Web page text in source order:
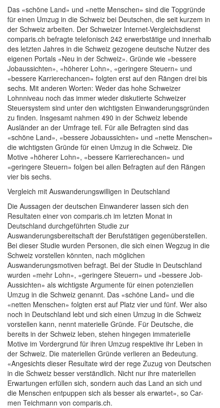
Das «schöne Land» und «nette Menschen» sind die Topgründe
für einen Umzug in die Schweiz bei Deutschen, die seit kurzem in
der Schweiz arbeiten. Der Schweizer Internet-Vergleichsdienst
comparis.ch befragte telefonisch 242 erwerbstätige und innerhalb
des letzten Jahres in die Schweiz gezogene deutsche Nutzer des
eigenen Portals «Neu in der Schweiz». Gründe wie «bessere
Jobaussichten», «höherer Lohn», «geringere Steuern» und
«bessere Karrierechancen» folgten erst auf den Rängen drei bis
sechs. Mit anderen Worten: Weder das hohe Schweizer
Lohnniveau noch das immer wieder diskutierte Schweizer
Steuersystem sind unter den wichtigsten Einwanderungsgründen
zu finden. Insgesamt nahmen 490 in der Schweiz lebende
Ausländer an der Umfrage teil. Für alle Befragten sind das
«schöne Land», «bessere Jobaussichten» und «nette Menschen»
die wichtigsten Gründe für einen Umzug in die Schweiz. Die
Motive «höherer Lohn», «bessere Karrierechancen» und
«geringere Steuern» folgen bei allen Befragten auf den Rängen
vier bis sechs.
Vergleich mit Auswanderungswilligen in Deutschland
Die Aussagen der deutschen Einwanderer lassen sich den
Resultaten einer von comparis.ch im letzten Monat in
Deutschland durchgeführten Studie zur
Auswanderungsbereitschaft der Berufstätigen gegenüberstellen.
Bei dieser Studie wurden Personen, die sich einen Wegzug in die
Schweiz vorstellen könnten, nach möglichen
Auswanderungsmotiven befragt. Bei der Studie in Deutschland
wurden «mehr Lohn», «geringere Steuern» und «bessere Job-
Aussichten» als wichtigste Argumente für einen potenziellen
Umzug in die Schweiz genannt. Das «schöne Land» und die
«netten Menschen» folgten erst auf Platz vier und fünf. Wer also
noch in Deutschland lebt und sich einen Umzug in die Schweiz
vorstellen kann, nennt materielle Gründe. Für Deutsche, die
bereits in der Schweiz leben, stehen hingegen immaterielle
Motive im Vordergrund für ihren Umzug respektive ihr Leben in
der Schweiz. Die materiellen Gründe verlieren an Bedeutung.
«Angesichts dieser Resultate wird der rege Zuzug von Deutschen
in die Schweiz besser verständlich. Nicht nur ihre materiellen
Erwartungen erfüllen sich, sondern auch das Land an sich und
die Menschen entpuppen sich als besser als erwartet», so Car-
men Teichmann von comparis.ch.